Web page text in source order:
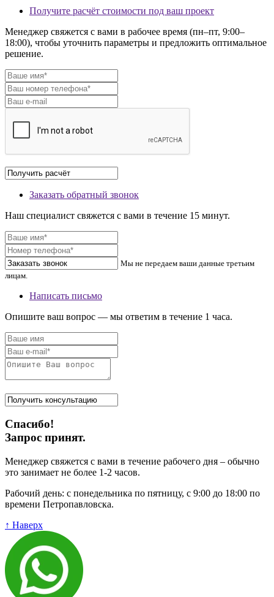
Получите расчёт стоимости под ваш проект
Менеджер свяжется с вами в рабочее время (пн–пт, 9:00–
18:00), чтобы уточнить параметры и предложить оптимальное
решение.
Заказать обратный звонок
Наш специалист свяжется с вами в течение 15 минут.
Мы не передаем ваши данные третьим
лицам.
Написать письмо
Опишите ваш вопрос — мы ответим в течение 1 часа.
Спасибо!
Запрос принят.
Менеджер свяжется с вами в течение рабочего дня – обычно
это занимает не более 1-2 часов.
Рабочий день: с понедельника по пятницу, с 9:00 до 18:00 по
времени Петропавловска.
↑ Наверх